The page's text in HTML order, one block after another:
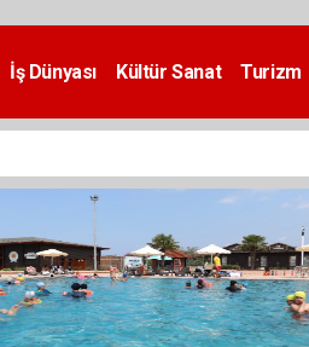
İş Dünyası Kültür Sanat
Turizm